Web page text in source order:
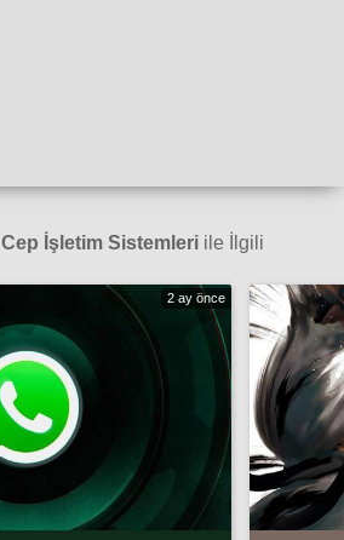
Cep İşletim Sistemleri ile İlgili
2 ay önce